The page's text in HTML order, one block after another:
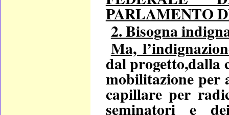
PARLAMENTO
2. Bisogna
Ma,
dal progetto,dalla
mobilitazione per
capillare per
seminatori e